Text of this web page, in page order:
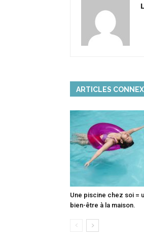
ARTICLES
Une piscine chez soi =
bien-être à la maison.